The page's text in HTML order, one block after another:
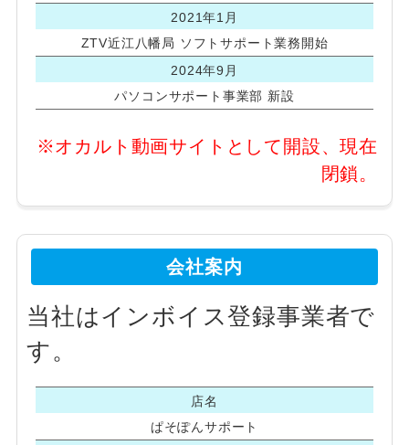
2021年1月
ZTV近江八幡局 ソフトサポート業務開始
2024年9月
パソコンサポート事業部 新設
※オカルト動画サイトとして開設、現在
閉鎖。
会社案内
当社はインボイス登録事業者で
す。
店名
ぱそぽんサポート